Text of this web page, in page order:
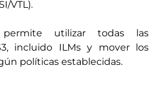
VTL).
utilizar todas las
incluido ILMs y mover los
políticas establecidas.